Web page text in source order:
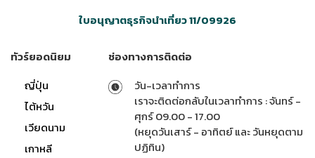
ใบอนุญาตธุรกิจนำเที่ยว 11/09926
ทัวร์ยอดนิยม
ญี่ปุ่น
ไต้หวัน
เวียดนาม
เกาหลี
ช่องทางการติดต่อ
วัน-เวลาทำการ
เราจะติดต่อกลับในเวลาทำการ : จันทร์ -
ศุกร์ 09.00 - 17.00
(หยุดวันเสาร์ - อาทิตย์ และ วันหยุดตาม
ปฏิทิน)